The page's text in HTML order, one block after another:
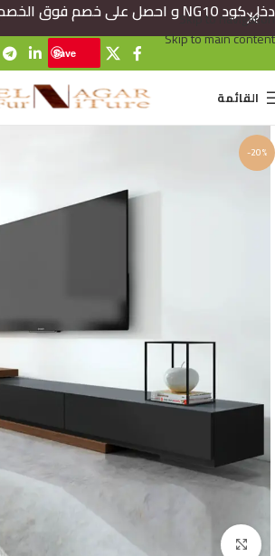
Skip to navigation
Skip to main content
Save
القائمة
-20%
Click to enlarge
دخل كود NG10 و احصل على خصم فوق الخصم